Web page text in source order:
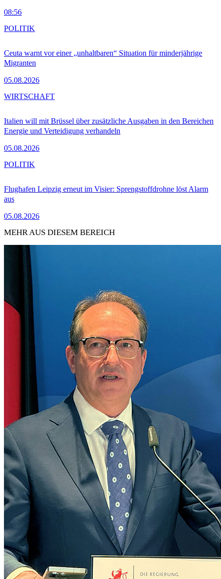
08:56
Ceuta warnt vor einer „unhaltbaren“ Situation für minderjährige
Migranten
05.08.2026
POLITIK
Italien will mit Brüssel über zusätzliche Ausgaben in den Bereichen
Energie und Verteidigung verhandeln
05.08.2026
WIRTSCHAFT
Flughafen Leipzig erneut im Visier: Sprengstoffdrohne löst Alarm
aus
05.08.2026
POLITIK
MEHR AUS DIESEM BEREICH